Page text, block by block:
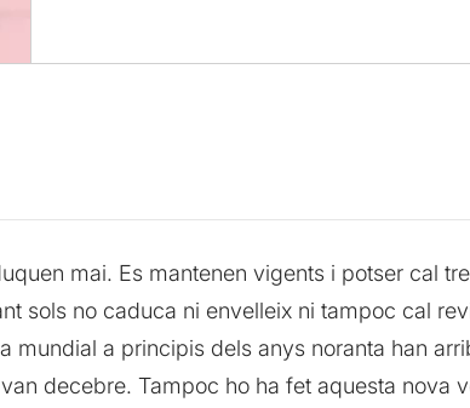
mai. Es mantenen vigents i potser cal
sols no caduca ni envelleix ni tampoc cal
mundial a principis dels anys noranta han
decebre. Tampoc ho ha fet aquesta nova